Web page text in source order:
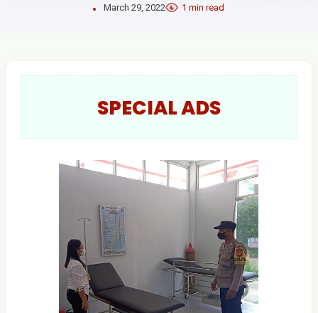
March 29, 2022 1 min read
SPECIAL ADS